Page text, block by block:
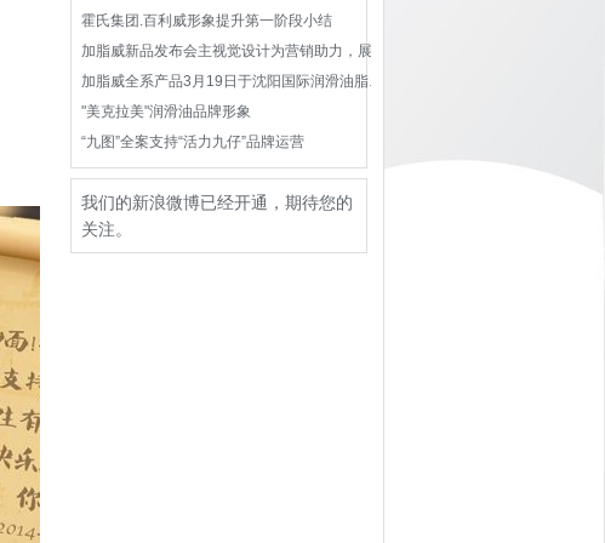
霍氏集团.百利威形象提升第一阶段小结
加脂威全系产品3月19日于沈阳国际润滑油脂展会亮相招商
"美克拉美"润滑油品牌形象
“九图”全案支持“活力九仔”品牌运营
我们的新浪微博已经开通，期待您的
关注。